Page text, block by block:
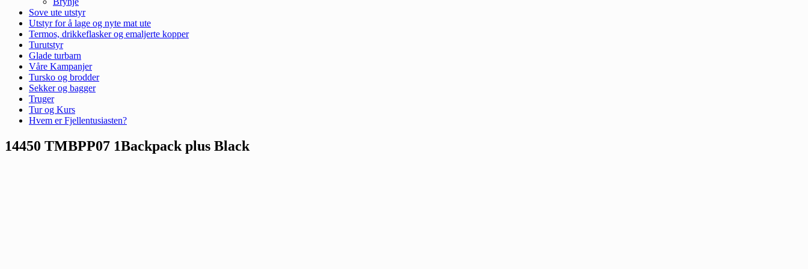
Sove ute utstyr
Utstyr for å lage og nyte mat ute
Termos, drikkeflasker og emaljerte kopper
Turutstyr
Glade turbarn
Våre Kampanjer
Tursko og brodder
Sekker og bagger
Truger
Tur og Kurs
Hvem er Fjellentusiasten?
14450 TMBPP07 1Backpack plus Black